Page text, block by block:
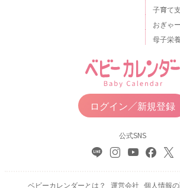
子育て
おぎゃ
母子栄
ログイン／新規登録
公式SNS
ベビーカレンダーとは？ 運営会社 個人情報